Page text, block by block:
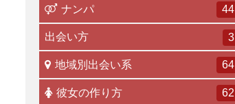
ナンパ 44
出会い方 3
地域別出会い系 64
彼女の作り方 62